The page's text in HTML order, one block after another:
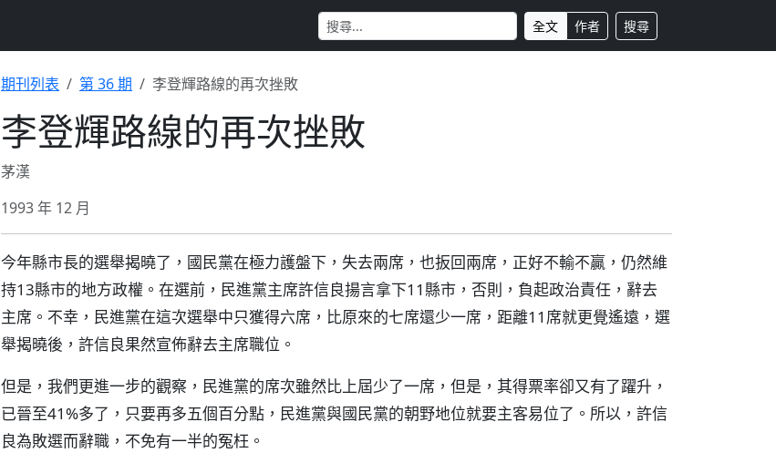
全文 作者 搜尋
期刊列表 第 36 期 李登輝路線的再次挫敗
李登輝路線的再次挫敗
茅漢
1993 年 12 月
今年縣市長的選舉揭曉了，國民黨在極力護盤下，失去兩席，也扳回兩席，正好不輸不贏，仍然維
持13縣市的地方政權。在選前，民進黨主席許信良揚言拿下11縣市，否則，負起政治責任，辭去
主席。不幸，民進黨在這次選舉中只獲得六席，比原來的七席還少一席，距離11席就更覺遙遠，選
舉揭曉後，許信良果然宣佈辭去主席職位。
但是，我們更進一步的觀察，民進黨的席次雖然比上屆少了一席，但是，其得票率卻又有了躍升，
已晉至41%多了，只要再多五個百分點，民進黨與國民黨的朝野地位就要主客易位了。所以，許信
良為敗選而辭職，不免有一半的冤枉。